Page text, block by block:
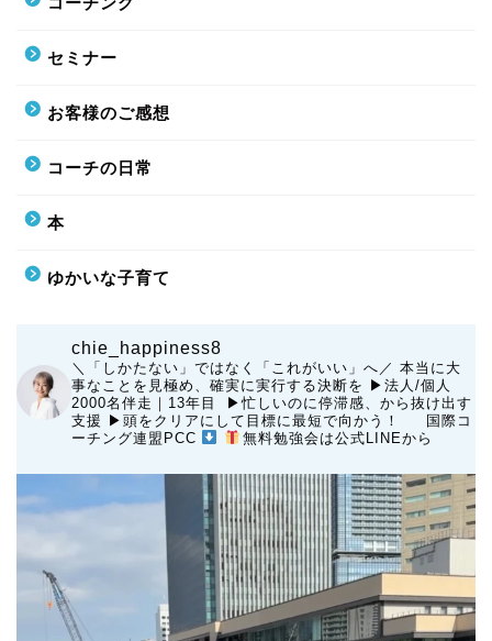
セミナー
お客様のご感想
コーチの日常
本
ゆかいな子育て
chie_happiness8
＼「しかたない」ではなく「これがいい」へ／ 本当に大
事なことを見極め、確実に実行する決断を ▶︎法人/個人
2000名伴走｜13年目 ▶︎忙しいのに停滞感、から抜け出す
支援 ▶︎頭をクリアにして目標に最短で向かう！
国際コ
ーチング連盟PCC
無料勉強会は公式LINEから